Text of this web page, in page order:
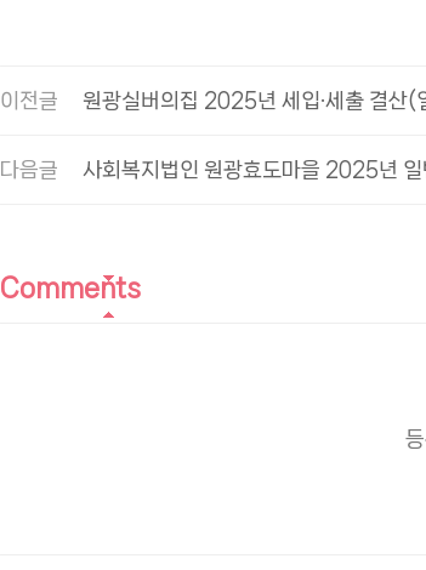
이전글 원광실버의집 2025년 세입·세출 결산
다음글 사회복지법인 원광효도마을 2025년 일
Comments